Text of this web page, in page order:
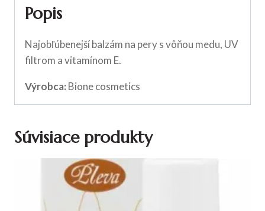
Popis
Najobľúbenejší balzám na pery s vôňou medu, UV
filtrom a vitamínom E.
Výrobca: Bione cosmetics
Súvisiace produkty